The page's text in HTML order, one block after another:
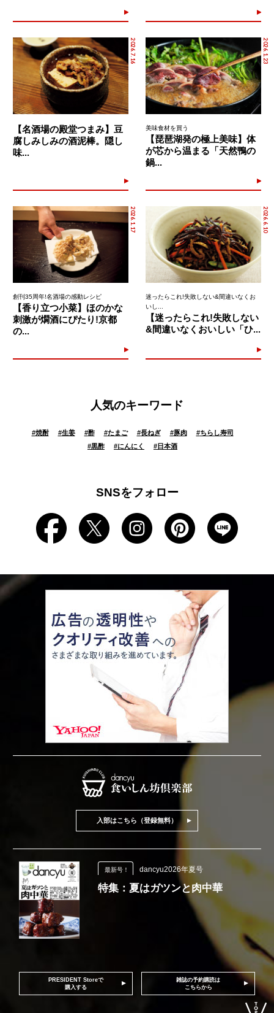
2026.7.16
【名酒場の殿堂つまみ】豆
腐しみしみの酒泥棒。隠し
味...
2026.1.23
美味食材を買う
【琵琶湖発の極上美味】体
が芯から温まる「天然鴨の
鍋...
2026.1.17
創刊35周年!名酒場の感動レシピ
【香り立つ小菜】ほのかな
刺激が燗酒にぴたり!京都
の...
2026.6.10
迷ったらこれ!失敗しない&間違いなくお
いし...
【迷ったらこれ!失敗しない
&間違いなくおいしい「ひ...
人気のキーワード
#焼酎 #生姜 #酢 #たまご #長ねぎ #豚肉 #ちらし寿司
#黒酢 #にんにく #日本酒
SNSをフォロー
入部はこちら（登録無料）
最新号！ dancyu2026年夏号
特集：夏はガツンと肉中華
PRESIDENT Storeで
購入する
雑誌の予約購読は
こちらから